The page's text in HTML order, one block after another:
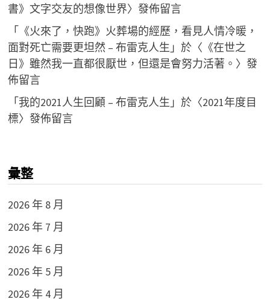
書》文字交友的想像世界〉發佈留言
「 《火來了，快跑》火葬場的經歷，看見人情冷暖，
面對死亡需要更坦然 – 布雷克人生 」於〈 《在世之
日》雖然我一直都很厭世，但還是會努力活著。 〉發
佈留言
「我的2021人生回顧 – 布雷克人生 」於〈2021年度目
標〉發佈留言
彙整
2026 年 8 月
2026 年 7 月
2026 年 6 月
2026 年 5 月
2026 年 4 月